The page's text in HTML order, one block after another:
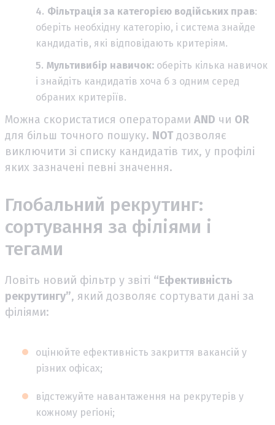
Фільтрація за категорією водійських прав:
оберіть необхідну категорію, і система знайде
кандидатів, які відповідають критеріям.
Мультивибір навичок: оберіть кілька навичок
і знайдіть кандидатів хоча б з одним серед
обраних критеріїв.
Можна скористатися операторами AND чи OR
для більш точного пошуку. NOT дозволяє
виключити зі списку кандидатів тих, у профілі
яких зазначені певні значення.
Глобальний рекрутинг:
сортування за філіями і
тегами
Ловіть новий фільтр у звіті “Ефективність
рекрутингу”, який дозволяє сортувати дані за
філіями:
оцінюйте ефективність закриття вакансій у
різних офісах;
відстежуйте навантаження на рекрутерів у
кожному регіоні;